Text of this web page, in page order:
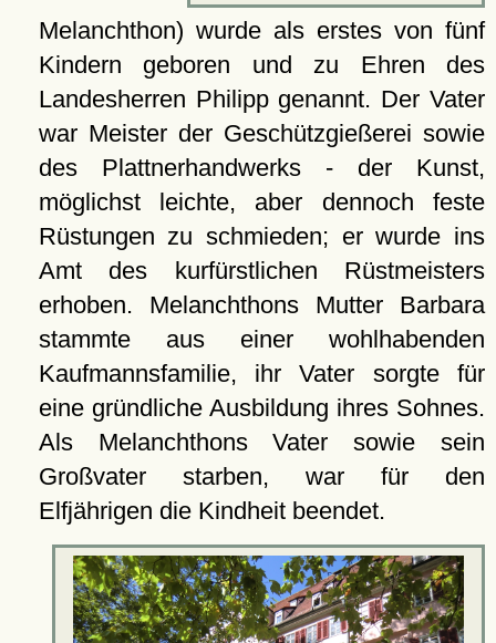
Melanchthon) wurde als erstes von fünf
Kindern geboren und zu Ehren des
Landesherren Philipp genannt. Der Vater
war Meister der Geschützgießerei sowie
des Plattnerhandwerks - der Kunst,
möglichst leichte, aber dennoch feste
Rüstungen zu schmieden; er wurde ins
Amt des kurfürstlichen Rüstmeisters
erhoben. Melanchthons Mutter Barbara
stammte aus einer wohlhabenden
Kaufmannsfamilie, ihr Vater sorgte für
eine gründliche Ausbildung ihres Sohnes.
Als Melanchthons Vater sowie sein
Großvater starben, war für den
Elfjährigen die Kindheit beendet.